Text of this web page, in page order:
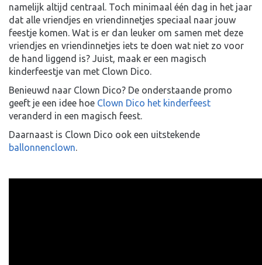
namelijk altijd centraal. Toch minimaal één dag in het jaar
dat alle vriendjes en vriendinnetjes speciaal naar jouw
feestje komen. Wat is er dan leuker om samen met deze
vriendjes en vriendinnetjes iets te doen wat niet zo voor
de hand liggend is? Juist, maak er een magisch
kinderfeestje van met Clown Dico.
Benieuwd naar Clown Dico? De onderstaande promo
geeft je een idee hoe Clown Dico het kinderfeest
veranderd in een magisch feest.
Daarnaast is Clown Dico ook een uitstekende
ballonnenclown.